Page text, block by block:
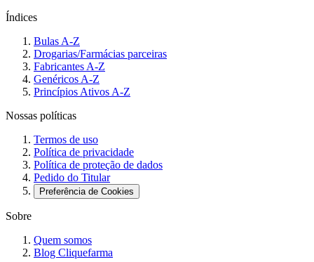
Índices
Bulas A-Z
Drogarias/Farmácias parceiras
Fabricantes A-Z
Genéricos A-Z
Princípios Ativos A-Z
Nossas políticas
Termos de uso
Política de privacidade
Política de proteção de dados
Pedido do Titular
Preferência de Cookies
Sobre
Quem somos
Blog Cliquefarma